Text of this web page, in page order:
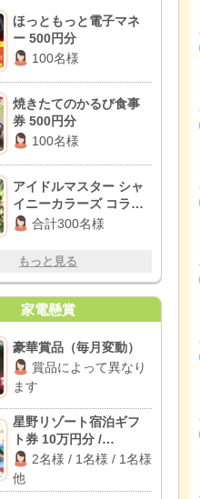
ほっともっと電子マネ
ー 500円分
100名様
焼きたてのかるび食事
券 500円分
100名様
アイドルマスター シャ
イニーカラーズ コラボ
グッズ合計300名様
もっと見る
家電懸賞
豪華賞品（毎月変動）
賞品によって異なり
ます
星野リゾート宿泊ギフ
ト券 10万円分 /
BALMUDA The Plate
Pro / Dyson 空気清浄フ
ァンヒーター 他
2名様 / 1名様 / 1名様
他